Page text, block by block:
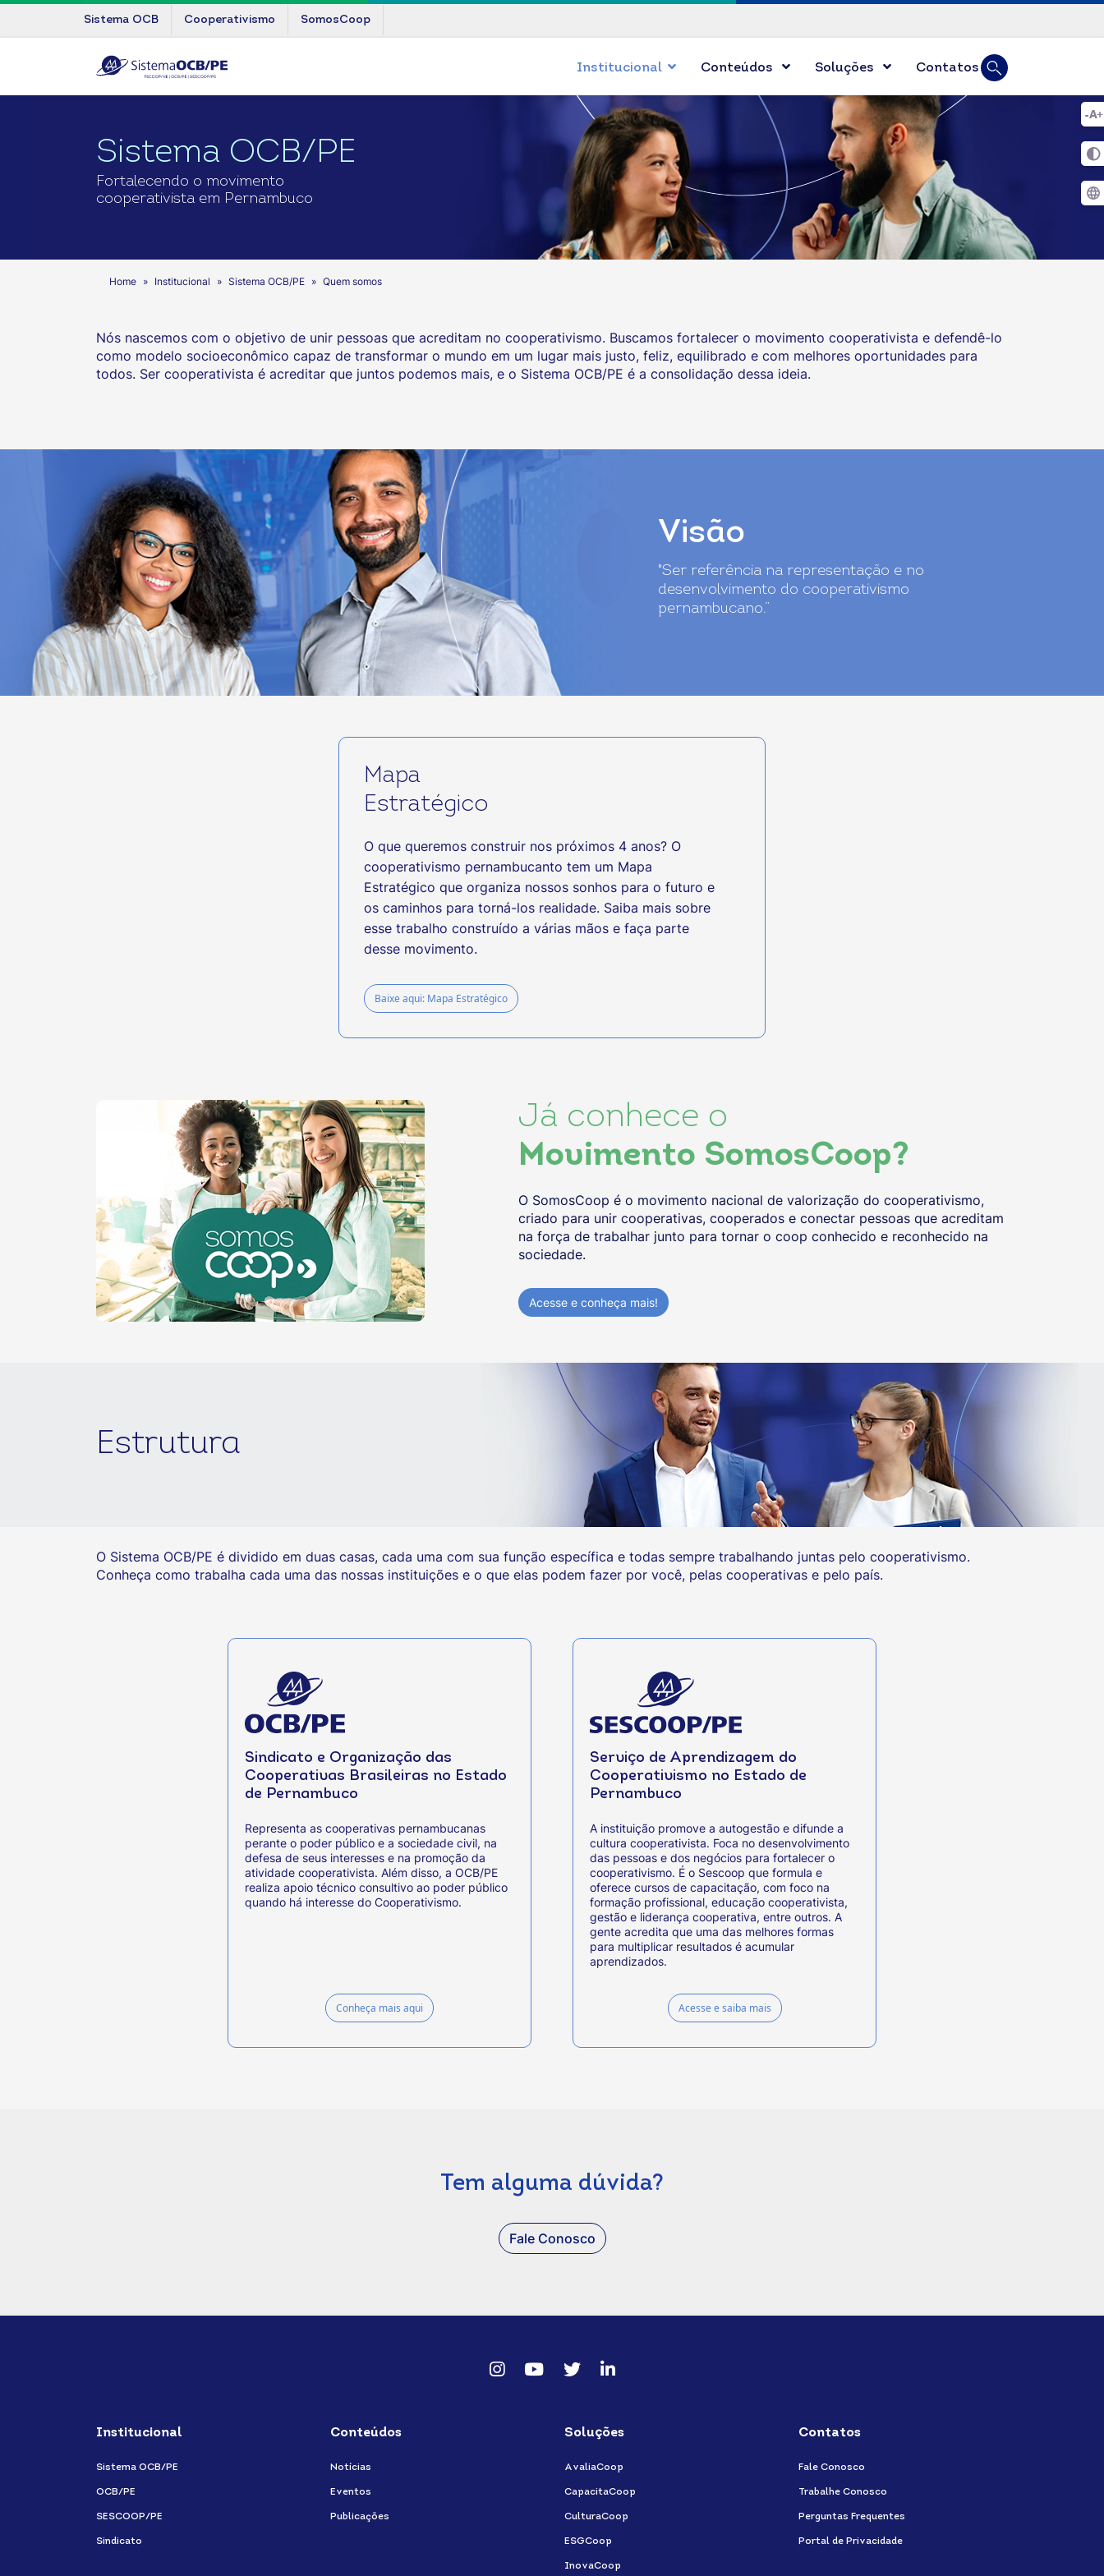
Sistema OCB Cooperativismo SomosCoop
Busca
Digite duas ou
Institucional Conteúdos Soluções Contatos
Sistema OCB/PE
Fortalecendo o movimento
cooperativista em Pernambuco
Home Institucional Sistema OCB/PE Quem somos
Nós nascemos com o objetivo de unir pessoas que acreditam no cooperativismo. Buscamos fortalecer o movimento cooperativista e defendê-lo
como modelo socioeconômico capaz de transformar o mundo em um lugar mais justo, feliz, equilibrado e com melhores oportunidades para
todos. Ser cooperativista é acreditar que juntos podemos mais, e o Sistema OCB/PE é a consolidação dessa ideia.
Visão
"Ser referência na representação e no
desenvolvimento do cooperativismo
pernambucano.”
Mapa
Estratégico
O que queremos construir nos próximos 4 anos? O
cooperativismo pernambucanto tem um Mapa
Estratégico que organiza nossos sonhos para o futuro e
os caminhos para torná-los realidade. Saiba mais sobre
esse trabalho construído a várias mãos e faça parte
desse movimento.
Baixe aqui: Mapa Estratégico
Já conhece o
Movimento SomosCoop?
O SomosCoop é o movimento nacional de valorização do cooperativismo,
criado para unir cooperativas, cooperados e conectar pessoas que acreditam
na força de trabalhar junto para tornar o coop conhecido e reconhecido na
sociedade.
Acesse e conheça mais!
Estrutura
O Sistema OCB/PE é dividido em duas casas, cada uma com sua função específica e todas sempre trabalhando juntas pelo cooperativismo.
Conheça como trabalha cada uma das nossas instituições e o que elas podem fazer por você, pelas cooperativas e pelo país.
Sindicato e Organização das
Cooperativas Brasileiras no Estado
de Pernambuco
Representa as cooperativas pernambucanas
perante o poder público e a sociedade civil, na
defesa de seus interesses e na promoção da
atividade cooperativista. Além disso, a OCB/PE
realiza apoio técnico consultivo ao poder público
quando há interesse do Cooperativismo.
Conheça mais aqui
Serviço de Aprendizagem do
Cooperativismo no Estado de
Pernambuco
A instituição promove a autogestão e difunde a
cultura cooperativista. Foca no desenvolvimento
das pessoas e dos negócios para fortalecer o
cooperativismo. É o Sescoop que formula e
oferece cursos de capacitação, com foco na
formação profissional, educação cooperativista,
gestão e liderança cooperativa, entre outros. A
gente acredita que uma das melhores formas
para multiplicar resultados é acumular
aprendizados.
Acesse e saiba mais
Tem alguma dúvida?
Fale Conosco
Instagram
Youtube
twitterLinkedin
Institucional
Sistema OCB/PE
OCB/PE
SESCOOP/PE
Sindicato
Conteúdos
Notícias
Eventos
Publicações
Soluções
AvaliaCoop
CapacitaCoop
CulturaCoop
ESGCoop
InovaCoop
Contatos
Fale Conosco
Trabalhe Conosco
Perguntas Frequentes
Portal de Privacidade